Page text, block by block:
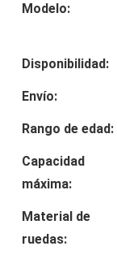
Modelo:
Disponibilidad:
Envío:
Rango de edad:
Capacidad
máxima:
Material de
ruedas: